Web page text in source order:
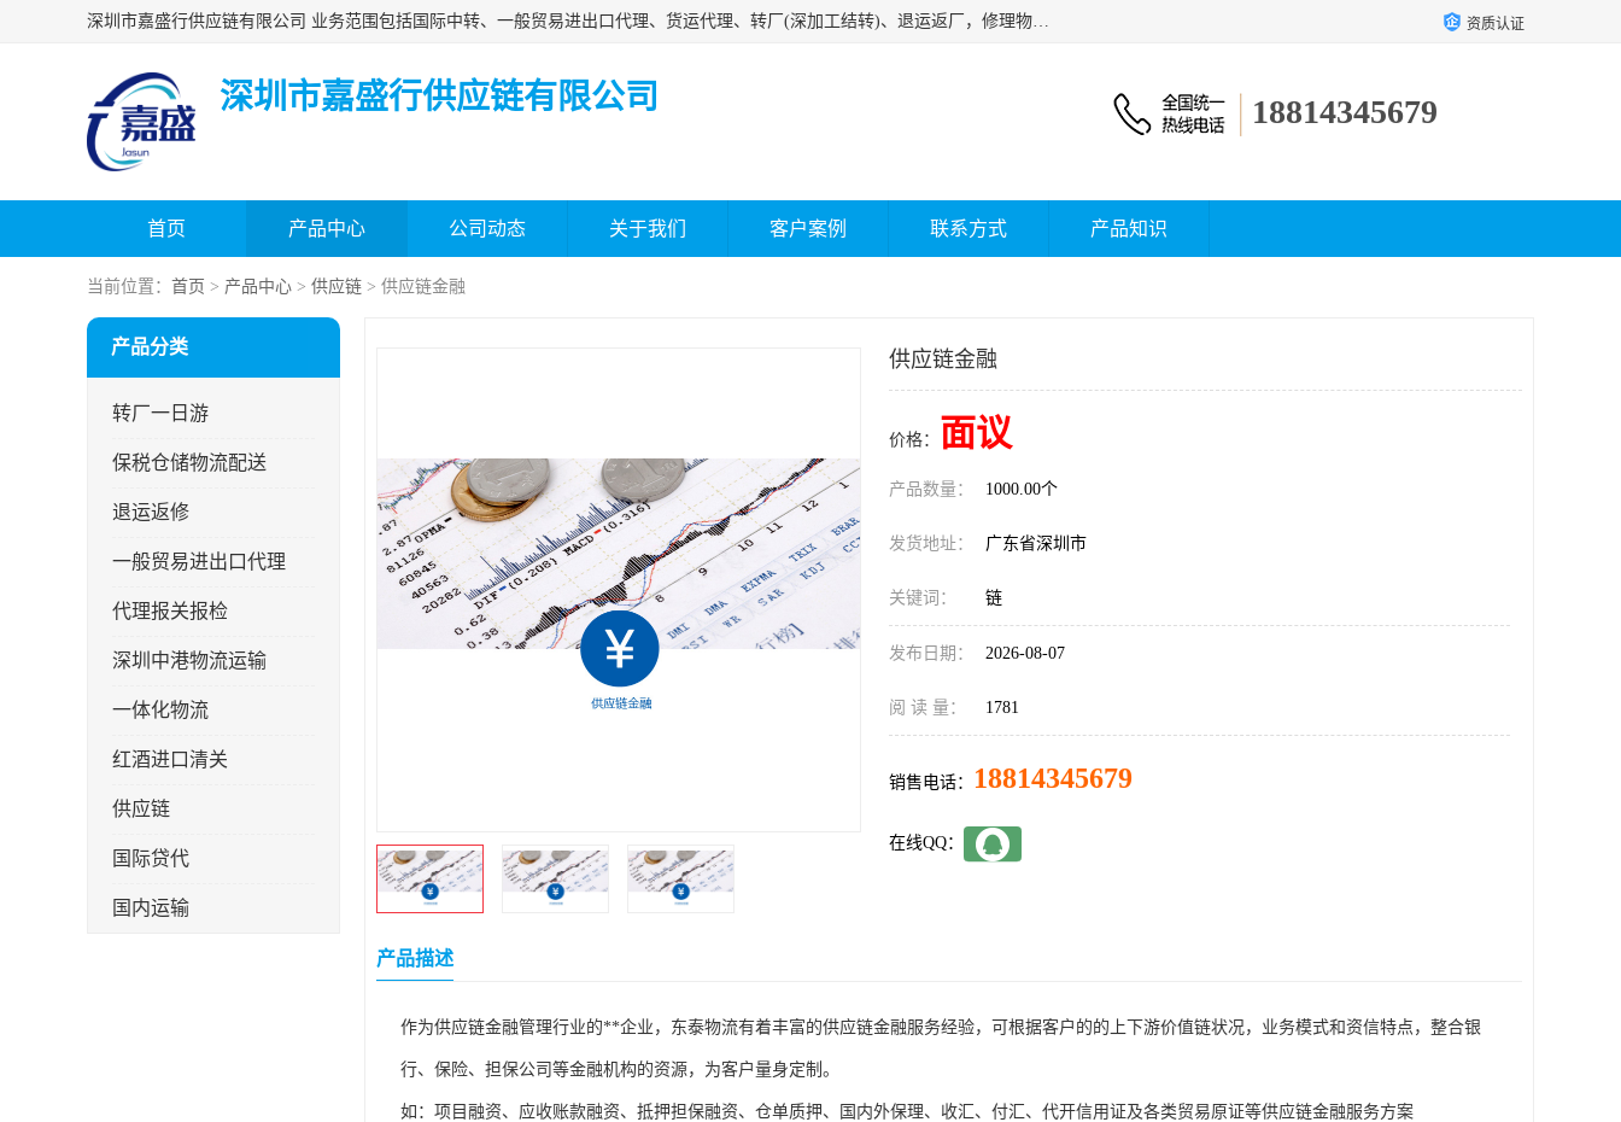
深圳市嘉盛行供应链有限公司 业务范围包括国际中转、一般贸易进出口代理、货运代理、转厂(深加工结转)、退运返厂，修理物品、直接退运、简单加工、更换包装、食品化妆品贴标进口、通关保税仓储，保税生产加工，香港仓库、中港运输专拼货运等服务 资质认证
深圳市嘉盛行供应链有限公司 18814345679
首页 产品中心 公司动态 关于我们 客户案例 联系方式 产品知识
当前位置： 首页 > 产品中心 > 供应链 > 供应链金融
产品分类
转厂一日游
保税仓储物流配送
退运返修
一般贸易进出口代理
代理报关报检
深圳中港物流运输
一体化物流
红酒进口清关
供应链
国际贷代
国内运输
供应链金融
价格： 面议
产品数量： 1000.00个
发货地址： 广东省深圳市
关键词： 链
发布日期： 2026-08-07
阅 读 量： 1781
销售电话： 18814345679
在线QQ：
产品描述
作为供应链金融管理行业的**企业，东泰物流有着丰富的供应链金融服务经验，可根据客户的的上下游价值链状况，业务模式和资信特点，整合银
行、保险、担保公司等金融机构的资源，为客户量身定制。
如：项目融资、应收账款融资、抵押担保融资、仓单质押、国内外保理、收汇、付汇、代开信用证及各类贸易原证等供应链金融服务方案